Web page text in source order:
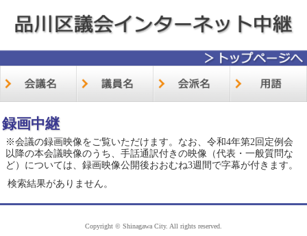
録画中継
※会議の録画映像をご覧いただけます。なお、令和4年第2回定例会
以降の本会議映像のうち、手話通訳付きの映像（代表・一般質問な
ど）については、録画映像公開後おおむね3週間で字幕が付きます。
検索結果がありません。
Copyright © Shinagawa City. All rights reserved.